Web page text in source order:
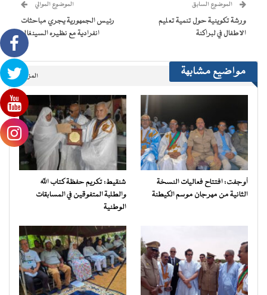
جديدة)
الموضوع السابق
ورشة تكوينية حول تنمية تعليم
الاطفال في لبراكنة
الموضوع الموالي
رئيس الجمهورية يجري مباحثات
انفرادية مع نظيره السينغالي
مواضيع مشابهة المزيد..
أوجفت: افتتاح فعاليات النسخة
الثانية من مهرجان موسم الكيطنة
شنقيط: تكريم حفظة كتاب الله
والطلبة المتفوقين في المسابقات
الوطنية